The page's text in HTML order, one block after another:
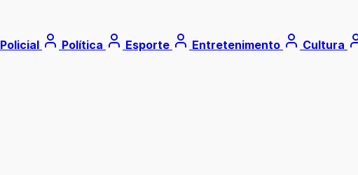
Policial Política Esporte Entretenimento Cultura